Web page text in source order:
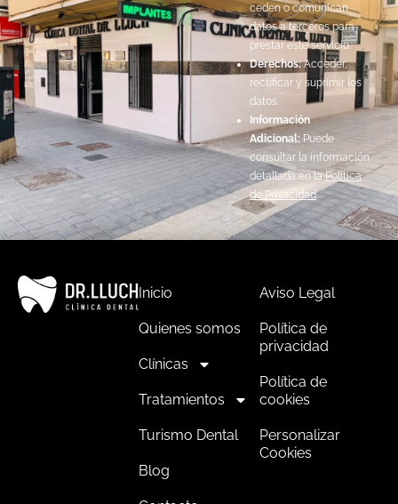
ceden o comunican
datos a terceros para
prestar este servicio.
Derechos:Acceder,
rectificar y suprimir los
datos.
Información
Adicional: Puede
consultar la información
detallada en laPolítica
de Privacidad.
Inicio
Quienes somos
Clínicas
Tratamientos
Turismo Dental
Blog
Aviso Legal
Política de
privacidad
Política de
cookies
Personalizar
Cookies